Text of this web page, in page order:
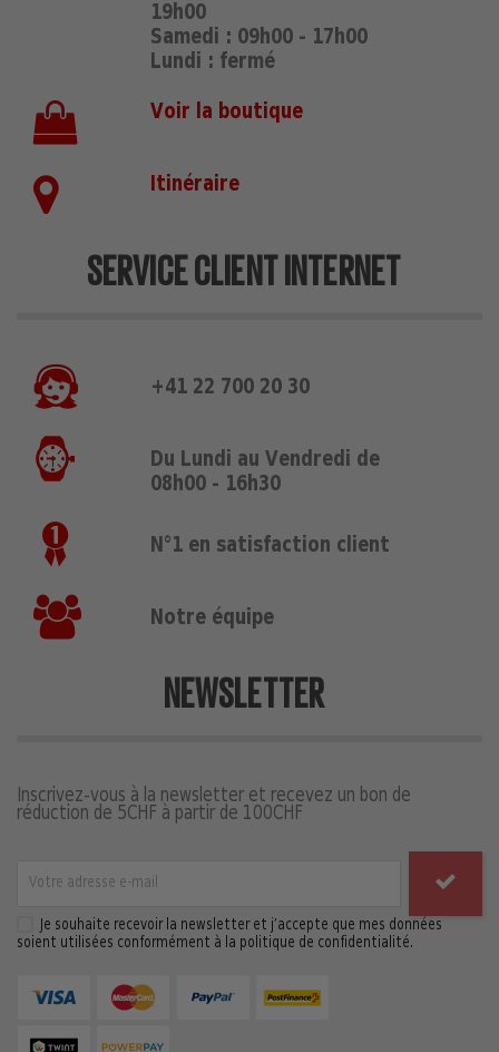
19h00
Samedi : 09h00 - 17h00
Lundi : fermé
Voir la boutique
Itinéraire
SERVICE CLIENT INTERNET
+41 22 700 20 30
Du Lundi au Vendredi de
08h00 - 16h30
N°1 en satisfaction client
Notre équipe
NEWSLETTER
Inscrivez-vous à la newsletter et recevez un bon de
réduction de 5CHF à partir de 100CHF
Je souhaite recevoir la newsletter et j’accepte que mes données
soient utilisées conformément à la politique de confidentialité.